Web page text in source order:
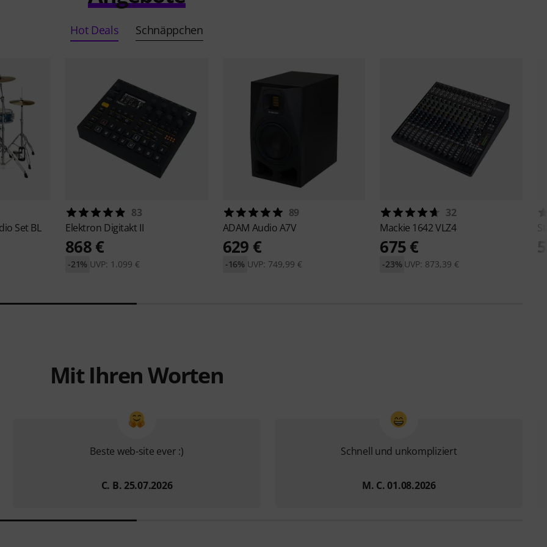
Hot Deals Schnäppchen
Set BL
83
Elektron Digitakt II
868 €
UVP: 1.099 €
-21%
89
ADAM AudioA7V
629 €
UVP: 749,99 €
-16%
32
Mackie 1642 VLZ4
675 €
UVP: 873,39 €
-23%
Mit Ihren Worten
Beste web-site ever :)
C. B. 25.07.2026
Schnell und unkompliziert
M. C. 01.08.2026